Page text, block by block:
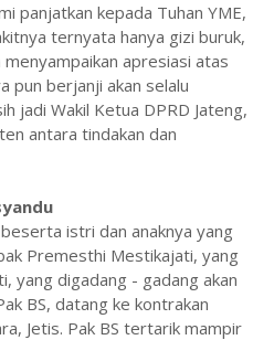
panjatkan kepada Tuhan YME,
ternyata hanya gizi buruk,
menyampaikan apresiasi atas
pun berjanji akan selalu
jadi Wakil Ketua DPRD Jateng,
antara tindakan dan
istri dan anaknya yang
Premesthi Mestikajati, yang
yang digadang - gadang akan
BS, datang ke kontrakan
Jetis. Pak BS tertarik mampir